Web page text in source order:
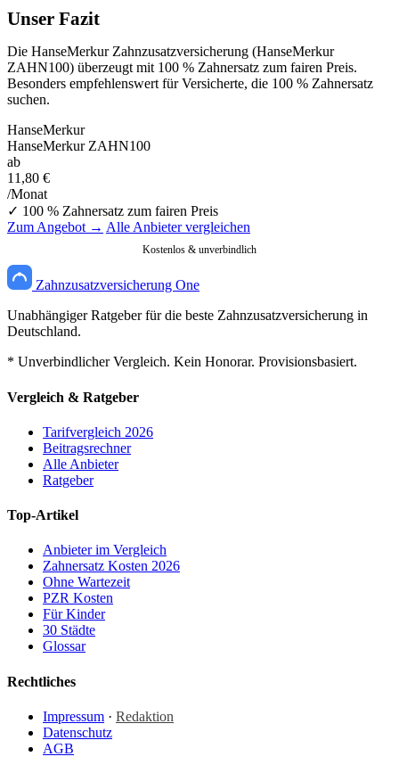
Unser Fazit
Die HanseMerkur Zahnzusatzversicherung (HanseMerkur
ZAHN100) überzeugt mit 100 % Zahnersatz zum fairen Preis.
Besonders empfehlenswert für Versicherte, die 100 % Zahnersatz
suchen.
HanseMerkur
HanseMerkur ZAHN100
ab
11,80 €
/Monat
✓ 100 % Zahnersatz zum fairen Preis
Zum Angebot → Alle Anbieter vergleichen
Kostenlos & unverbindlich
Zahnzusatzversicherung One
Unabhängiger Ratgeber für die beste Zahnzusatzversicherung in
Deutschland.
* Unverbindlicher Vergleich. Kein Honorar. Provisionsbasiert.
Vergleich & Ratgeber
Tarifvergleich 2026
Beitragsrechner
Alle Anbieter
Ratgeber
Top-Artikel
Anbieter im Vergleich
Zahnersatz Kosten 2026
Ohne Wartezeit
PZR Kosten
Für Kinder
30 Städte
Glossar
Rechtliches
Impressum · Redaktion
Datenschutz
AGB